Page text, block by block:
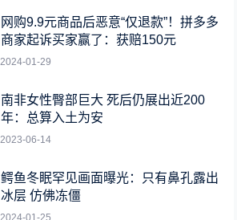
网购9.9元商品后恶意“仅退款”！拼多多
商家起诉买家赢了：获赔150元
2024-01-29
南非女性臀部巨大 死后仍展出近200
年：总算入土为安
2023-06-14
鳄鱼冬眠罕见画面曝光：只有鼻孔露出
冰层 仿佛冻僵
2024-01-25